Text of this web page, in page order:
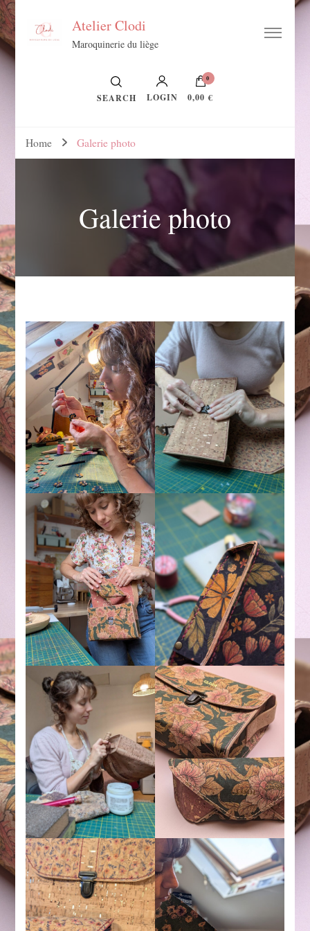
Atelier Clodi
Maroquinerie du liège
SEARCH LOGIN
0
0,00 €
Home Galerie photo
Galerie photo